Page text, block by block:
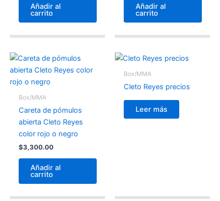
Añadir al
carrito
Añadir al
carrito
Box/MMA
Careta de pómulos
abierta Cleto Reyes
color rojo o negro
$3,300.00
Añadir al
carrito
Box/MMA
Cleto Reyes precios
Leer más